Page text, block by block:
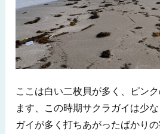
ここは白い二枚貝が多く、ピン
ます、この時期サクラガイは少
ガイが多く打ちあがったばかり